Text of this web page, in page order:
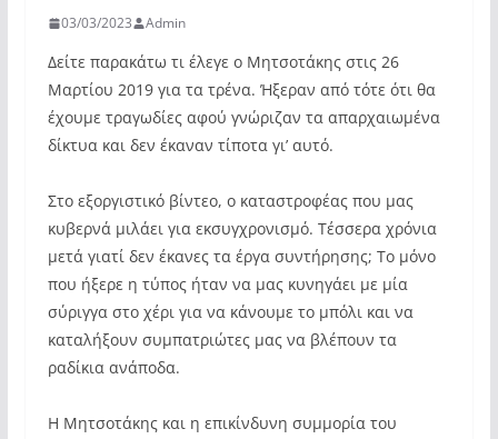
03/03/2023 Admin
Δείτε παρακάτω τι έλεγε ο Μητσοτάκης στις 26
Μαρτίου 2019 για τα τρένα. Ήξεραν από τότε ότι θα
έχουμε τραγωδίες αφού γνώριζαν τα απαρχαιωμένα
δίκτυα και δεν έκαναν τίποτα γι’ αυτό.
Στο εξοργιστικό βίντεο, ο καταστροφέας που μας
κυβερνά μιλάει για εκσυγχρονισμό. Τέσσερα χρόνια
μετά γιατί δεν έκανες τα έργα συντήρησης; Το μόνο
που ήξερε η τύπος ήταν να μας κυνηγάει με μία
σύριγγα στο χέρι για να κάνουμε το μπόλι και να
καταλήξουν συμπατριώτες μας να βλέπουν τα
ραδίκια ανάποδα.
Η Μητσοτάκης και η επικίνδυνη συμμορία του